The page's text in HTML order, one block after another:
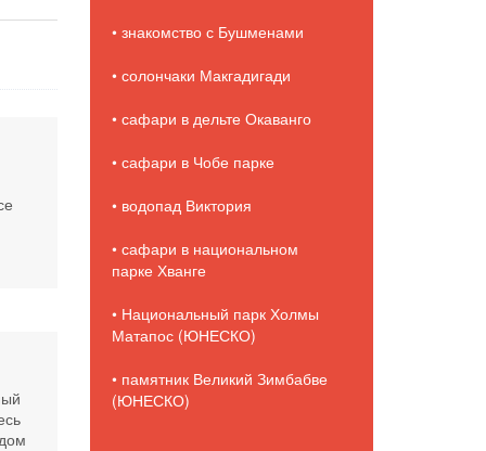
• знакомство с Бушменами
• солончаки Макгадигади
• сафари в дельте Окаванго
• сафари в Чобе парке
• водопад Виктория
• сафари в национальном
парке Хванге
• Национальный парк Холмы
Матапос (ЮНЕСКО)
• памятник Великий Зимбабве
(ЮНЕСКО)